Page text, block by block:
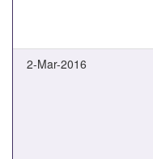
2-Mar-2016